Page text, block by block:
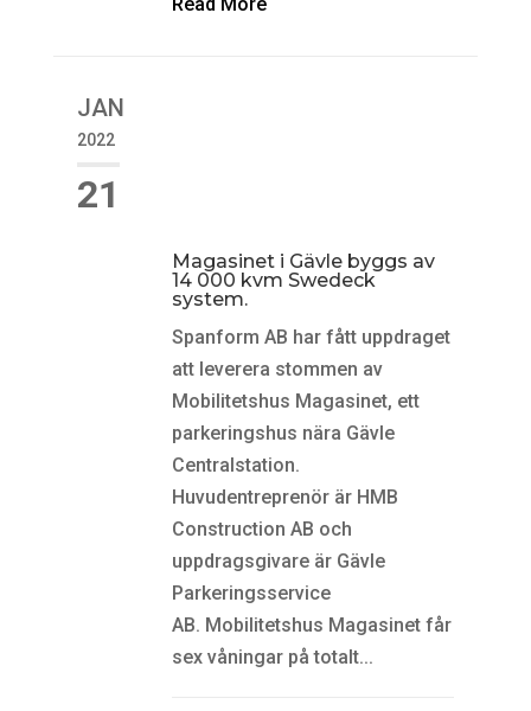
JAN
2022
21
Magasinet i Gävle byggs av
14 000 kvm Swedeck
system.
Spanform AB har fått uppdraget
att leverera stommen av
Mobilitetshus Magasinet, ett
parkeringshus nära Gävle
Centralstation.
Huvudentreprenör är HMB
Construction AB och
uppdragsgivare är Gävle
Parkeringsservice
AB. Mobilitetshus Magasinet får
sex våningar på totalt...